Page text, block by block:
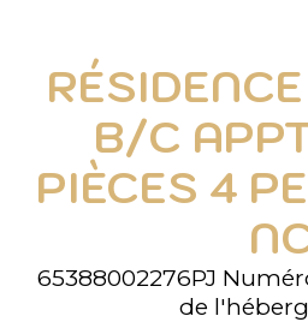
B/C
PIÈCES 4
65388002276PJ
de